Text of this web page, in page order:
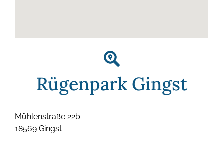
Rügenpark Gingst
Mühlenstraße 22b
18569 Gingst